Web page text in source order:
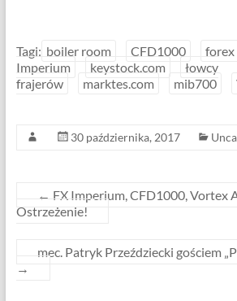
Tagi: boiler room CFD1000 forex
Imperium
keystock.com
łowcy
frajerów
marktes.com mib700
30 października, 2017
← FX Imperium, CFD1000, Vortex
Ostrzeżenie!
mec. Patryk Przeździecki gościem
→